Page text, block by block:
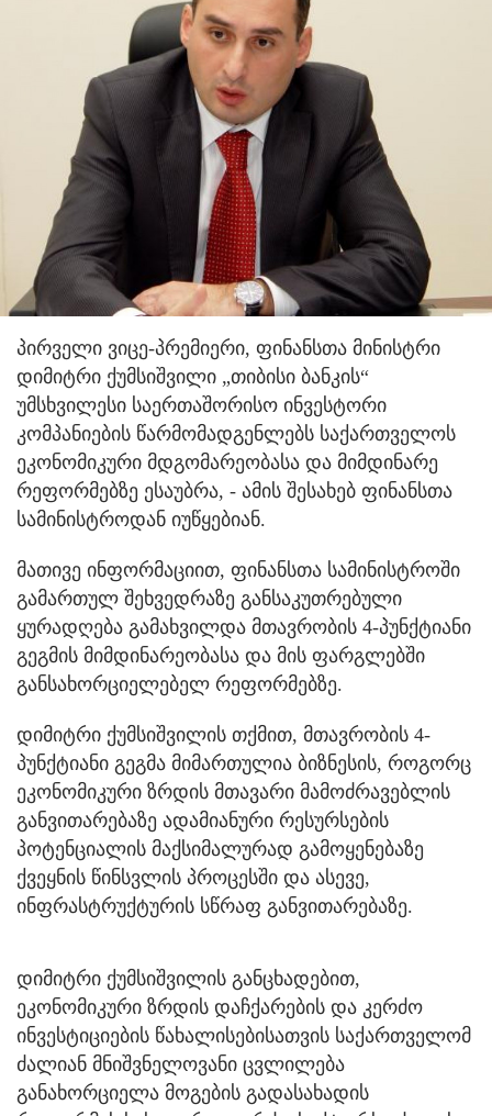
პირველი ვიცე-პრემიერი, ფინანსთა მინისტრი
დიმიტრი ქუმსიშვილი „თიბისი ბანკის“
უმსხვილესი საერთაშორისო ინვესტორი
კომპანიების წარმომადგენლებს საქართველოს
ეკონომიკური მდგომარეობასა და მიმდინარე
რეფორმებზე ესაუბრა, - ამის შესახებ ფინანსთა
სამინისტროდან იუწყებიან.
მათივე ინფორმაციით, ფინანსთა სამინისტროში
გამართულ შეხვედრაზე განსაკუთრებული
ყურადღება გამახვილდა მთავრობის 4-პუნქტიანი
გეგმის მიმდინარეობასა და მის ფარგლებში
განსახორციელებელ რეფორმებზე.
დიმიტრი ქუმსიშვილის თქმით, მთავრობის 4-
პუნქტიანი გეგმა მიმართულია ბიზნესის, როგორც
ეკონომიკური ზრდის მთავარი მამოძრავებლის
განვითარებაზე ადამიანური რესურსების
პოტენციალის მაქსიმალურად გამოყენებაზე
ქვეყნის წინსვლის პროცესში და ასევე,
ინფრასტრუქტურის სწრაფ განვითარებაზე.
დიმიტრი ქუმსიშვილის განცხადებით,
ეკონომიკური ზრდის დაჩქარების და კერძო
ინვესტიციების წახალისებისათვის საქართველომ
ძალიან მნიშვნელოვანი ცვლილება
განახორციელა მოგების გადასახადის